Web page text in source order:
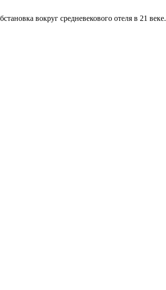
вокруг средневекового отеля в 21 веке.